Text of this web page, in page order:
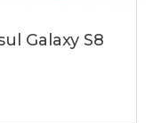
Galaxy S8